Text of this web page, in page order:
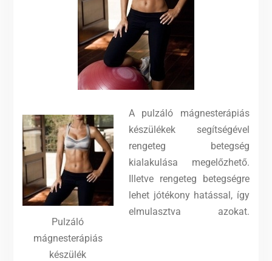
Pulzáló
mágnesterápiás
készülék
A pulzáló mágnesterápiás
készülékek segítségével
rengeteg betegség
kialakulása megelőzhető.
Illetve rengeteg betegségre
lehet jótékony hatással, így
elmulasztva azokat.